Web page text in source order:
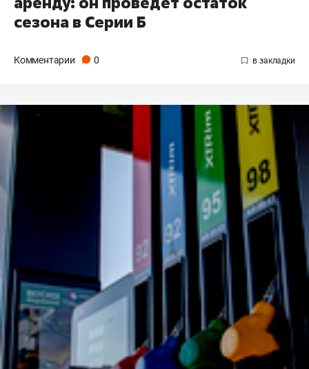
сезона в Серии Б
Комментарии 0